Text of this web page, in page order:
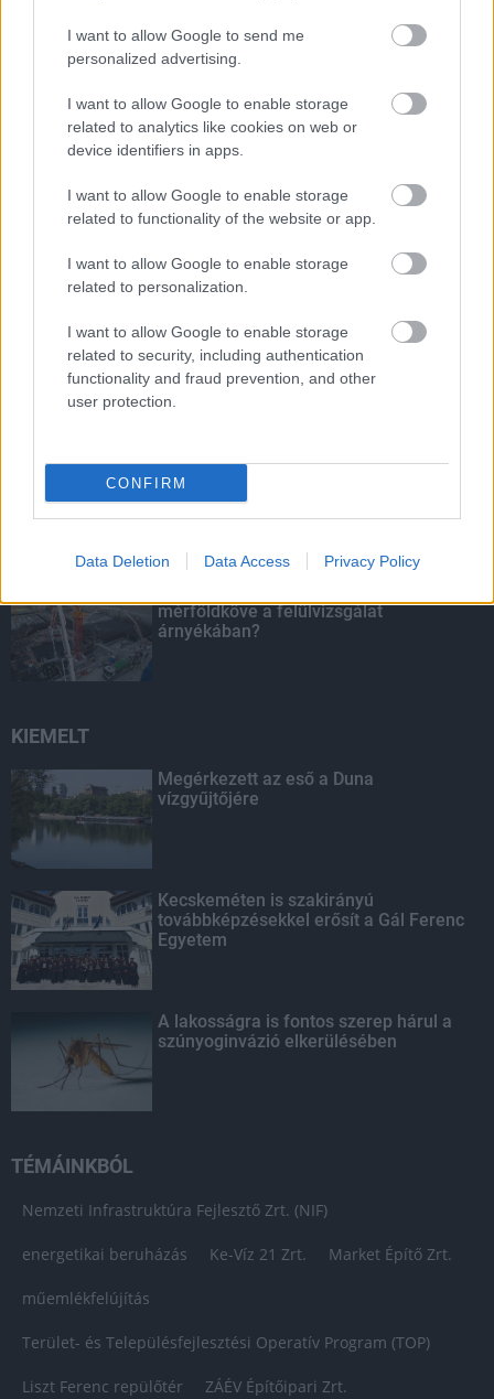
I want to allow Google to send me
personalized advertising.
I want to allow Google to enable storage
related to analytics like cookies on web or
device identifiers in apps.
I want to allow Google to enable storage
related to functionality of the website or app.
I want to allow Google to enable storage
related to personalization.
I want to allow Google to enable storage
related to security, including authentication
functionality and fraud prevention, and other
user protection.
CONFIRM
Data Deletion Data Access Privacy Policy
HIRDETÉS
HIRDETÉS
HIRDETÉS
Megérkezett az eső a Duna
vízgyűjtőjére
Fontos a postaládákba költöző
széncinegék védelme
mérföldköve a felülvizsgálat
árnyékában?
KIEMELT
Megérkezett az eső a Duna
vízgyűjtőjére
Kecskeméten is szakirányú
továbbképzésekkel erősít a Gál Ferenc
Egyetem
A lakosságra is fontos szerep hárul a
szúnyoginvázió elkerülésében
TÉMÁINKBÓL
Nemzeti Infrastruktúra Fejlesztő Zrt. (NIF)
energetikai beruházás Ke-Víz 21 Zrt. Market Építő Zrt.
műemlékfelújítás
Terület- és Településfejlesztési Operatív Program (TOP)
Liszt Ferenc repülőtér ZÁÉV Építőipari Zrt.